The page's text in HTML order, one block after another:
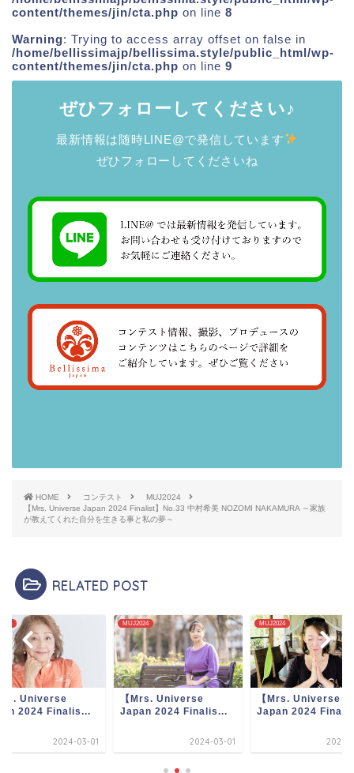
content/themes/jin/cta.php on line 8
Warning: Trying to access array offset on false in
/home/bellissimajp/bellissima.style/public_html/wp-
content/themes/jin/cta.php on line 9
ぜひフォローしてください♪
最新情報は随時LINE@で発信しています
ぜひフォローしてくださいね
HOME コンテスト
MUJ2024
【Mrs. Universe Japan 2024 Finalist】No.33 中村希美 NOZOMI NAKAMURA ～家族
が教えてくれた自分を生きる事と私の夢～
RELATED POST
Universe
2024 Finalis...
2024-03-01
MUJ2024
【Mrs. Universe
Japan 2024 Finalis...
2024-03-01
MUJ2024
【Mrs. Universe
Japan 2024
2024-